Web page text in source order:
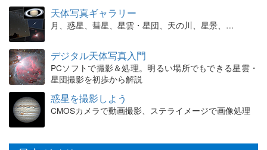
天体写真ギャラリー
月、惑星、彗星、星雲・星団、天の川、星景、…
デジタル天体写真入門
PCソフトで撮影＆処理。明るい場所でもできる星雲・
星団撮影を初歩から解説
惑星を撮影しよう
CMOSカメラで動画撮影、ステライメージで画像処理